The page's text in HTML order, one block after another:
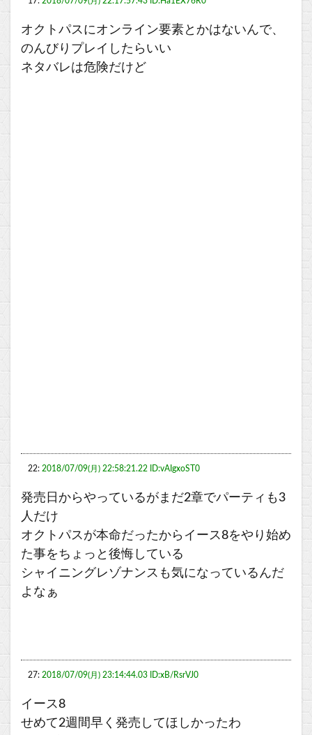
オクトパスにオンライン要素とかはないんで、
のんびりプレイしたらいい
ネタバレは危険だけど
22: 2018/07/09(月) 22:58:21.22 ID:vAIgxoST0
発売日からやっているがまだ2章でパーティも3
人だけ
オクトパスが本命だったからイース8をやり始め
た事をちょっと後悔している
シャイニングレゾナンスも気になっているんだ
よなぁ
27: 2018/07/09(月) 23:14:44.03 ID:xB/RsrVJ0
イース8
せめて2週間早く発売してほしかったわ